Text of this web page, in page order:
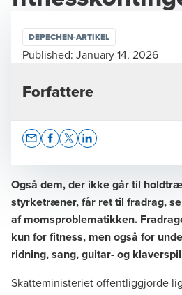
Også dem, der ikke går til
styrketræner, får ret til fradrag,
af momsproblematikken.
kun for fitness, men også for
ridning, sang, guitar- og
Skatteministeriet offentliggjorde
DEPECHEN-ARTIKEL
Published: January 14, 2026
Forfattere
Bo Torpegaard Rubien
Senior Manager, Tax Legal